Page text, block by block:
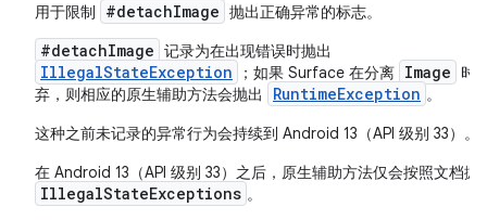
用于限制
#detachImage 抛出正确异常的标志。
#detachImage 记录为在出现错误时抛出
IllegalStateException ；如果 Surface 在分离 Image
时
弃，则相应的原生辅助方法会抛出
RuntimeException 。
这种之前未记录的异常行为会持续到 Android 13（API 级别 33）。
在 Android 13（API 级别 33）之后，原生辅助方法仅会按照文档抛
IllegalStateExceptions 。